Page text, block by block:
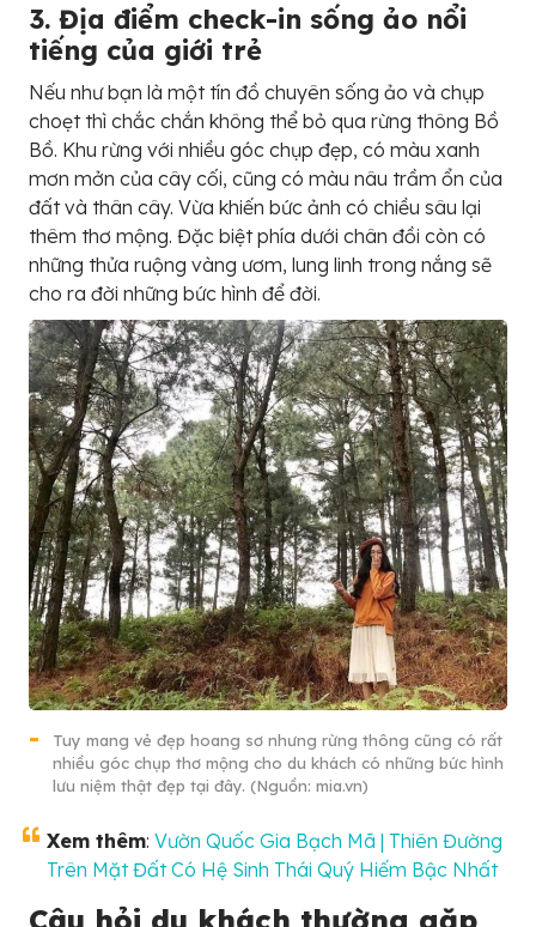
3. Địa điểm check-in sống ảo nổi
tiếng của giới trẻ
Nếu như bạn là một tín đồ chuyên sống ảo và chụp
choẹt thì chắc chắn không thể bỏ qua rừng thông Bồ
Bồ. Khu rừng với nhiều góc chụp đẹp, có màu xanh
mơn mởn của cây cối, cũng có màu nâu trầm ổn của
đất và thân cây. Vừa khiến bức ảnh có chiều sâu lại
thêm thơ mộng. Đặc biệt phía dưới chân đồi còn có
những thửa ruộng vàng ươm, lung linh trong nắng sẽ
cho ra đời những bức hình để đời.
Tuy mang vẻ đẹp hoang sơ nhưng rừng thông cũng có rất
nhiều góc chụp thơ mộng cho du khách có những bức hình
lưu niệm thật đẹp tại đây. (Nguồn: mia.vn)
Xem thêm: Vườn Quốc Gia Bạch Mã | Thiên Đường
Trên Mặt Đất Có Hệ Sinh Thái Quý Hiếm Bậc Nhất